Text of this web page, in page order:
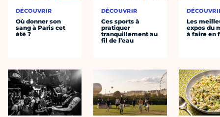
DÉCOUVRIR
Où donner son
sang à Paris cet
été ?
DÉCOUVRIR
Ces sports à
pratiquer
tranquillement au
fil de l’eau
Les
expos du
à faire en